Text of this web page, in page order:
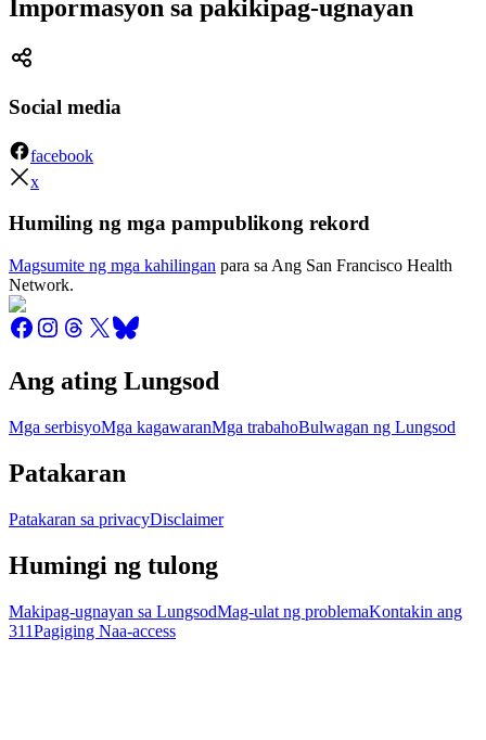
Impormasyon sa pakikipag-ugnayan
Social media
facebook
x
Humiling ng mga pampublikong rekord
Magsumite ng mga kahilingan para sa Ang San Francisco Health
Network.
Ang ating Lungsod
Mga serbisyoMga kagawaranMga trabahoBulwagan ng Lungsod
Patakaran
Patakaran sa privacyDisclaimer
Humingi ng tulong
Makipag-ugnayan sa LungsodMag-ulat ng problemaKontakin ang
311Pagiging Naa-access